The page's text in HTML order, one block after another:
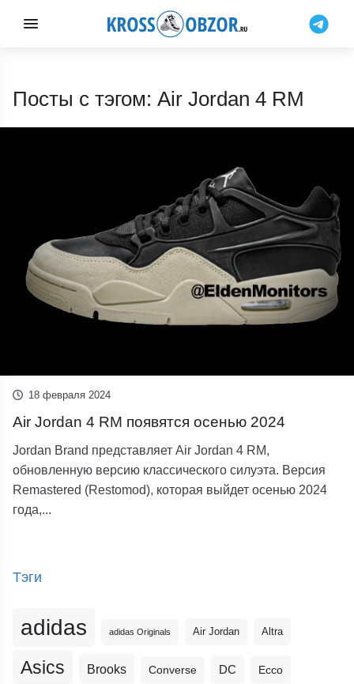
Посты с тэгом: Air Jordan 4 RM
18 февраля 2024
Air Jordan 4 RM появятся осенью 2024
Jordan Brand представляет Air Jordan 4 RM,
обновленную версию классического силуэта. Версия
Remastered (Restomod), которая выйдет осенью 2024
года,...
Тэги
adidas adidas Originals Air Jordan Altra
Asics Brooks Converse DC Ecco